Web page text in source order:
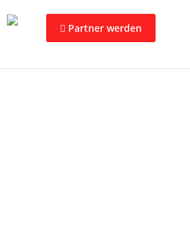
Partner werden
wirklich